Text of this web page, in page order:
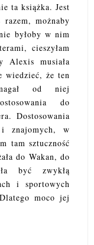
ta książka. Jest
możnaby
byłoby w nim
cieszyłam
Alexis musiała
wiedzieć, że ten
od niej
do
Dostosowania
znajomych, w
tam sztuczność
do Wakan, do
być zwykłą
i sportowych
moco jej